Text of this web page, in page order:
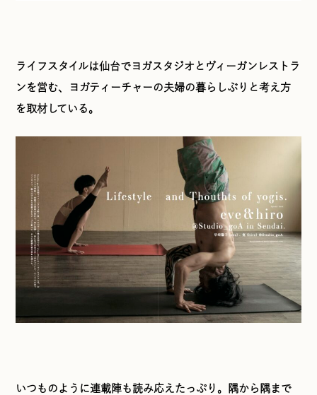
ライフスタイルは仙台でヨガスタジオとヴィーガンレストラ
ンを営む、ヨガティーチャーの夫婦の暮らしぶりと考え方
を取材している。
いつものように連載陣も読み応えたっぷり。隅から隅まで